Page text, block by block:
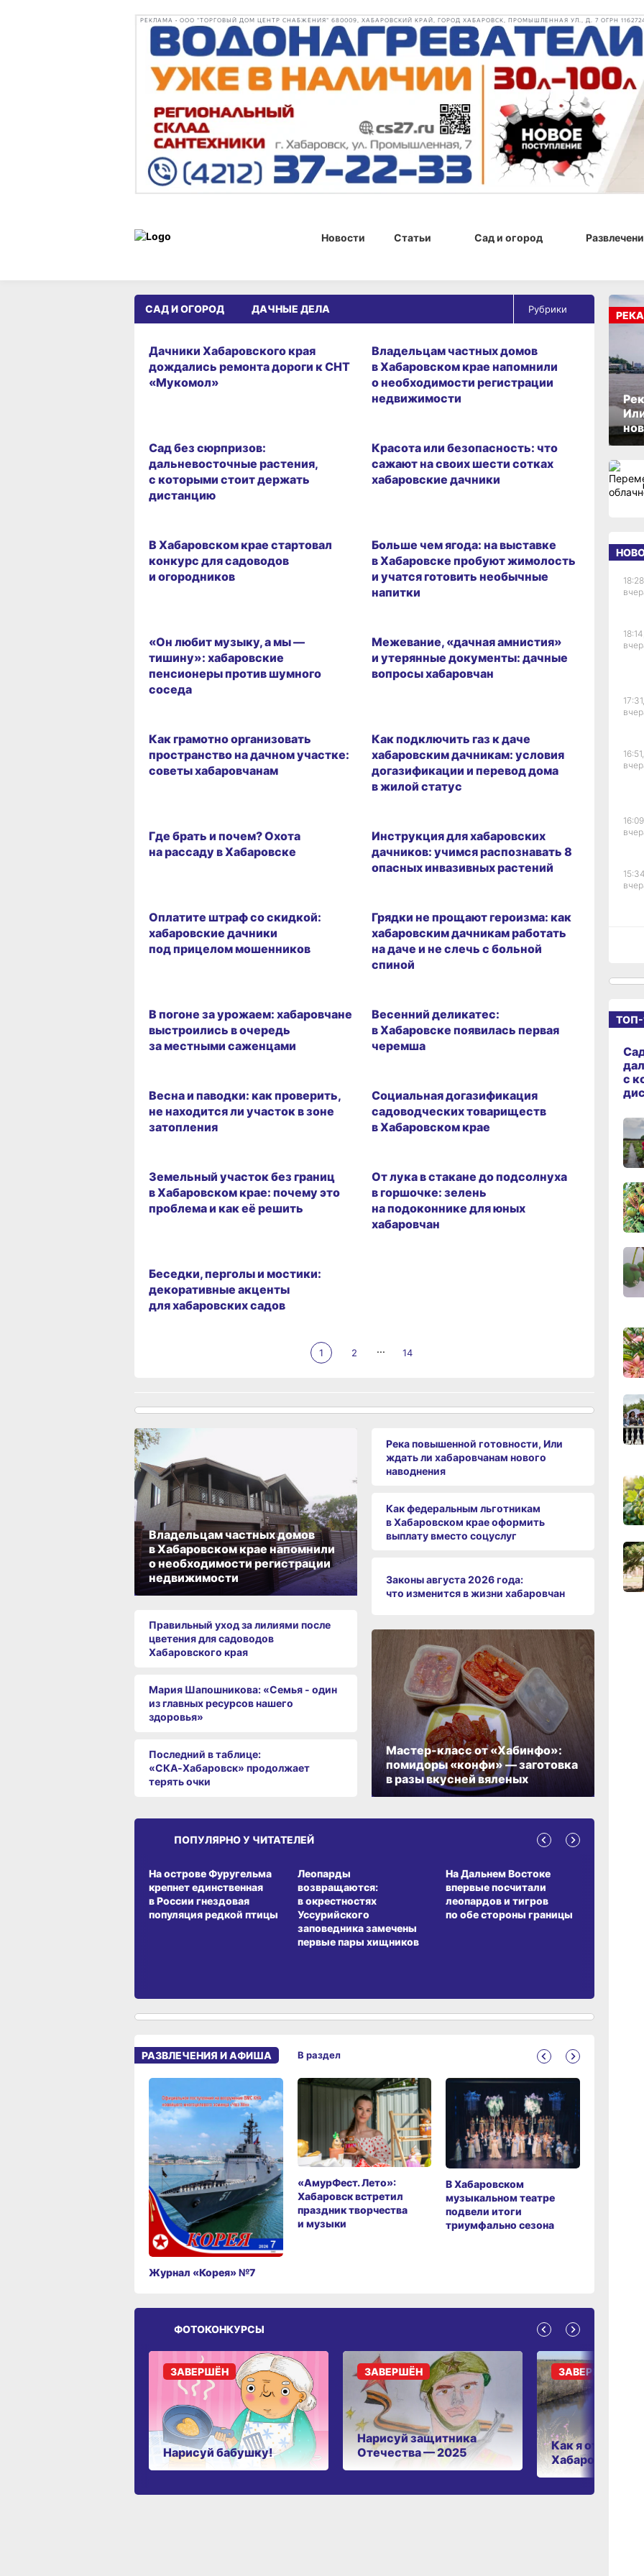
РЕКЛАМА • ООО "ТОРГОВЫЙ ДОМ ЦЕНТР СНАБЖЕНИЯ" 680009, ХАБАРОВСКИЙ КРАЙ, ГОРОД ХАБАРОВСК, ПРОМЫШЛЕННАЯ УЛ., Д. 7 ОГРН
Новости Статьи Сад и огород
САД И ОГОРОД ДАЧНЫЕ ДЕЛА Рубрики
Дачники Хабаровского края
дождались ремонта дороги к СНТ
«Мукомол»
Владельцам частных домов
в Хабаровском крае напомнили
о необходимости регистрации
недвижимости
Сад без сюрпризов:
дальневосточные растения,
с которыми стоит держать
дистанцию
Красота или безопасность: что
сажают на своих шести сотках
хабаровские дачники
В Хабаровском крае стартовал
конкурс для садоводов
и огородников
Больше чем ягода: на выставке
в Хабаровске пробуют жимолость
и учатся готовить необычные
напитки
«Он любит музыку, а мы —
тишину»: хабаровские
пенсионеры против шумного
соседа
Межевание, «дачная амнистия»
и утерянные документы: дачные
вопросы хабаровчан
Как грамотно организовать
пространство на дачном участке:
советы хабаровчанам
Как подключить газ к даче
хабаровским дачникам: условия
догазификации и перевод дома
в жилой статус
Где брать и почем? Охота
на рассаду в Хабаровске
Инструкция для хабаровских
дачников: учимся распознавать 8
опасных инвазивных растений
Оплатите штраф со скидкой:
хабаровские дачники
под прицелом мошенников
Грядки не прощают героизма: как
хабаровским дачникам работать
на даче и не слечь с больной
спиной
В погоне за урожаем: хабаровчане
выстроились в очередь
за местными саженцами
Весенний деликатес:
в Хабаровске появилась первая
черемша
Весна и паводки: как проверить,
не находится ли участок в зоне
затопления
Социальная догазификация
садоводческих товариществ
в Хабаровском крае
Земельный участок без границ
в Хабаровском крае: почему это
проблема и как её решить
От лука в стакане до подсолнуха
в горшочке: зелень
на подоконнике для юных
хабаровчан
Беседки, перголы и мостики:
декоративные акценты
для хабаровских садов
1 2 ... 14
Владельцам частных домов
в Хабаровском крае напомнили
о необходимости регистрации
недвижимости
Правильный уход за лилиями после
цветения для садоводов
Хабаровского края
Мария Шапошникова: «Семья - один
из главных ресурсов нашего
здоровья»
Последний в таблице:
«СКА‑Хабаровск» продолжает
терять очки
Река повышенной готовности, Или
ждать ли хабаровчанам нового
наводнения
Как федеральным льготникам
в Хабаровском крае оформить
выплату вместо соцуслуг
Законы августа 2026 года:
что изменится в жизни хабаровчан
Мастер-класс от «Хабинфо»:
помидоры «конфи» — заготовка
в разы вкусней вяленых
ПОПУЛЯРНО У ЧИТАТЕЛЕЙ
На острове Фуругельма
крепнет единственная
в России гнездовая
популяция редкой птицы
Леопарды
возвращаются:
в окрестностях
Уссурийского
заповедника замечены
первые пары хищников
На Дальнем Востоке
впервые посчитали
леопардов и тигров
по обе стороны границы
РАЗВЛЕЧЕНИЯ И АФИША
Журнал «Корея» №7
«АмурФест. Лето»:
Хабаровск встретил
праздник творчества
и музыки
В Хабаровском
музыкальном театре
подвели итоги
триумфально сезона
В раздел
ФОТОКОНКУРСЫ
Нарисуй бабушку!
ЗАВЕРШЁН
Нарисуй защитника
Отечества — 2025
ЗАВЕРШЁН
Как я отдыхаю в
Хабаровском
ЗАВЕРШЁН
18:14,
17:31,
16:51,
11:14,
10:21,
ТОП-
с